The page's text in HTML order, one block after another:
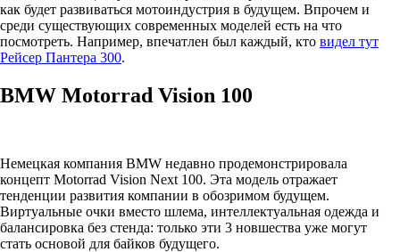
как будет развиваться мотоиндустрия в будущем. Впрочем и
среди существующих современных моделей есть на что
посмотреть. Например, впечатлен был каждый, кто видел тут
Рейсер Пантера 300.
BMW Motorrad Vision 100
Немецкая компания BMW недавно продемонстрировала
концепт Motorrad Vision Next 100. Эта модель отражает
тенденции развития компании в обозримом будущем.
Виртуальные очки вместо шлема, интеллектуальная одежда и
балансировка без стенда: только эти 3 новшества уже могут
стать основой для байков будущего.